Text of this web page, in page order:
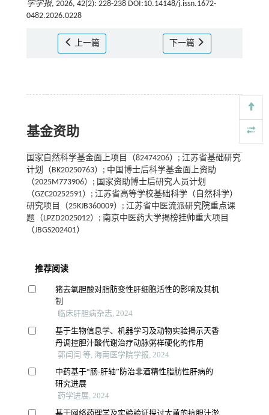
学学报, 2026, 42(2): 228-238 DOI:10.14148/j.issn.1672-
0482.2026.0228
上一篇 下一篇
基金资助
国家自然科学基金面上项目（82474206）; 江苏省基础研究
计划（BK20250763）; 中国博士后科学基金面上资助
（2025M773906）; 国家资助博士后研究人员计划
（GZC20252591）; 江苏省高等学校基础科学（自然科学）
研究项目（25KJB360009）; 江苏省中医流派研究院重点课
题（LPZD2025012）; 南京中医药大学揭榜挂帅重大项目
（JBGS202401）